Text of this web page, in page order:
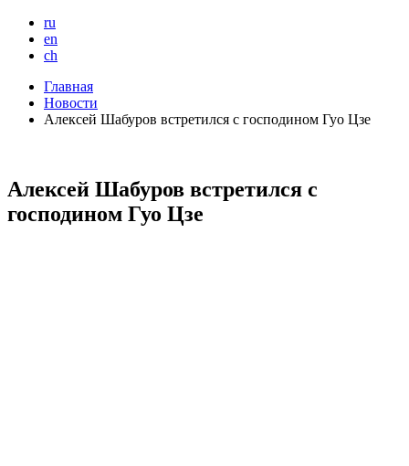
ru
en
ch
Главная
Новости
Алексей Шабуров встретился с господином Гуо Цзе
Алексей Шабуров встретился с
господином Гуо Цзе